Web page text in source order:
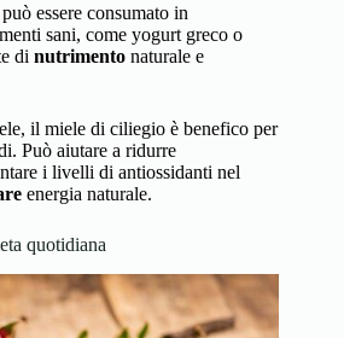
essere consumato in
sani, come yogurt greco o
di nutrimento naturale e
il miele di ciliegio è benefico per
Può aiutare a ridurre
i livelli di antiossidanti nel
energia naturale.
quotidiana